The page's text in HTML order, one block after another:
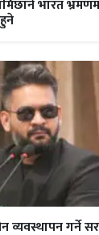
भारत
व्यवस्थापन गर्ने